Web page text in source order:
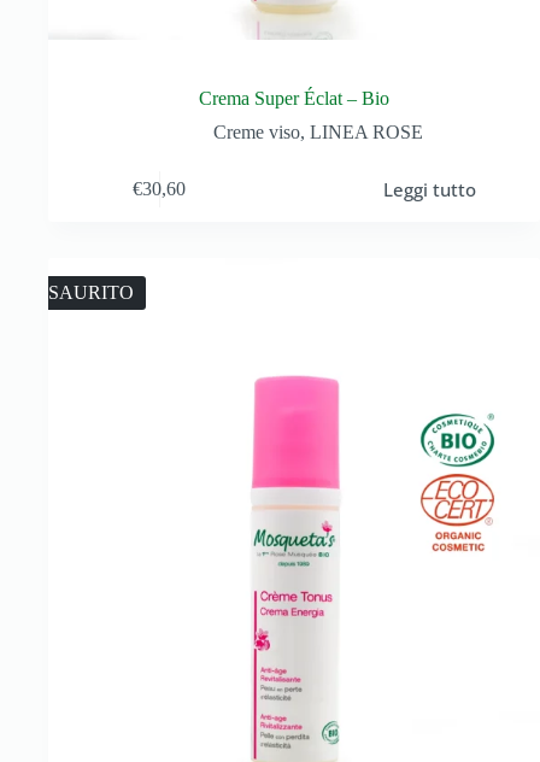
Crema Super Éclat – Bio
Creme viso, LINEA ROSE
€30,60 Leggi tutto
ESAURITO